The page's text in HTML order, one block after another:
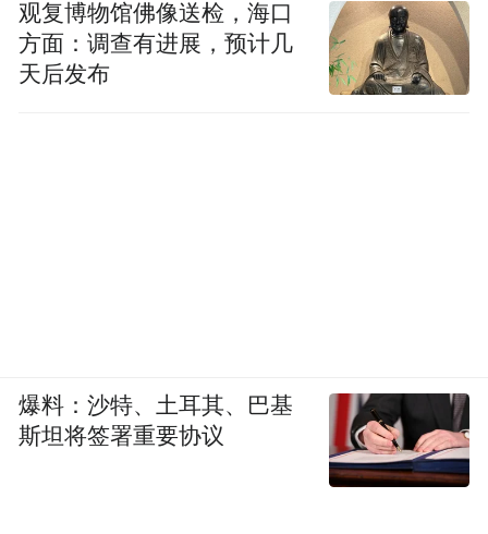
观复博物馆佛像送检，海口
方面：调查有进展，预计几
天后发布
爆料：沙特、土耳其、巴基
斯坦将签署重要协议